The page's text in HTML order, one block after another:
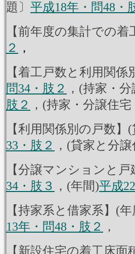
題〕 平成18年・問48・
【前年度の集計での着
２
，
【着工戸数と利用関
問34・肢２
，(持家・
肢２
，(持家・分譲住
【利用関係別の戸数】
33・肢２
，(貸家と分
【分譲マンションと
34・肢３
，(年間)平成
【持家系と借家系】(年
13年・問48・肢２
，
【新設住宅の着工床面